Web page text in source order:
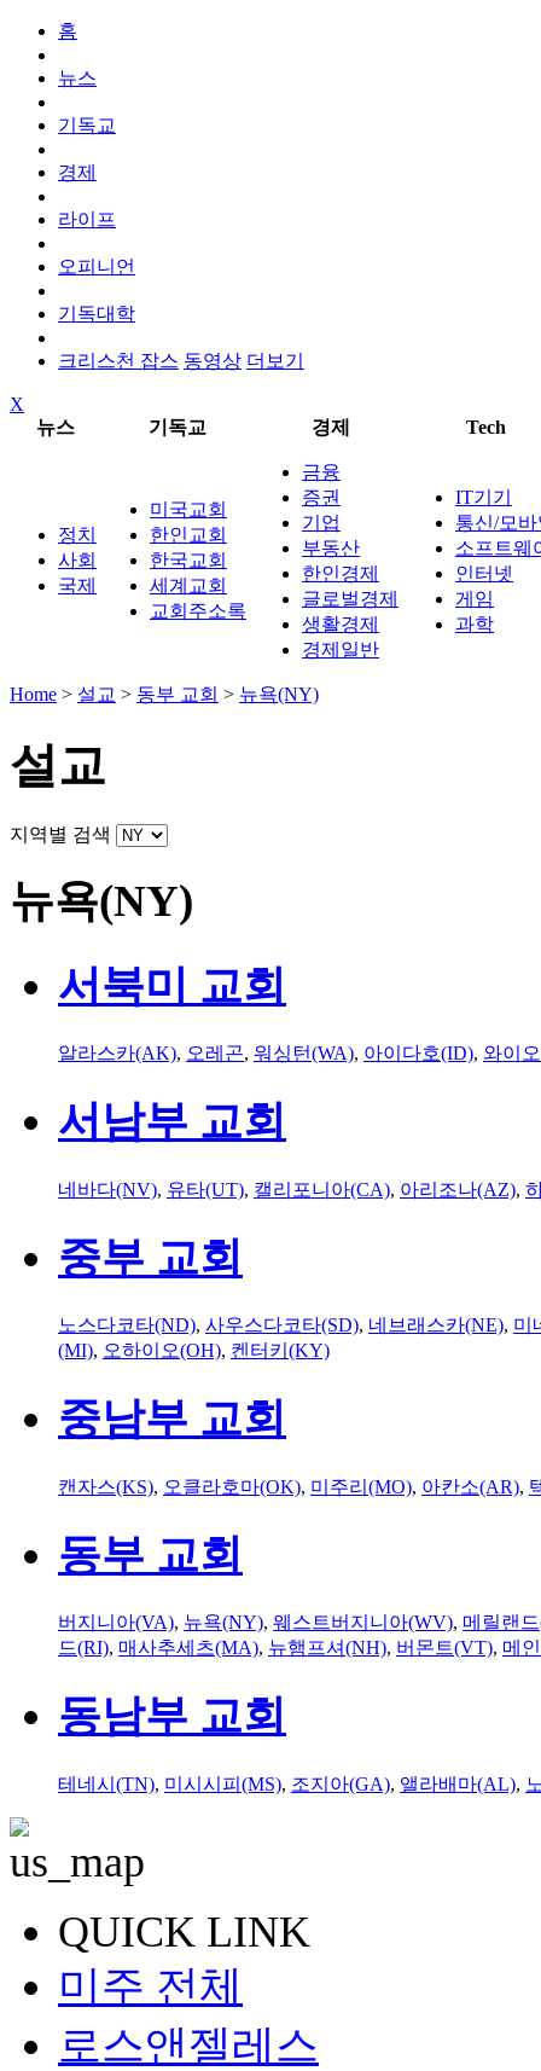
홈
뉴스
기독교
경제
라이프
오피니언
기독대학
크리스천 잡스 동영상 더보기
X
뉴스
기독교 경제 Tech
정치
사회
국제
미국교회
한인교회
한국교회
세계교회
교회주소록
금융
증권
기업
부동산
한인경제
글로벌경제
생활경제
경제일반
IT기기
통신/모
소프트웨
인터넷
게임
과학
Home > 설교 > 동부 교회 > 뉴욕(NY)
설교
지역별 검색
뉴욕(NY)
서북미 교회
알라스카(AK), 오레곤, 워싱턴(WA), 아이다호(ID), 와이
서남부 교회
네바다(NV), 유타(UT), 캘리포니아(CA), 아리조나(AZ),
중부 교회
노스다코타(ND), 사우스다코타(SD), 네브래스카(NE), 미
(MI), 오하이오(OH), 켄터키(KY)
중남부 교회
캔자스(KS), 오클라호마(OK), 미주리(MO), 아칸소(AR),
동부 교회
버지니아(VA), 뉴욕(NY), 웨스트버지니아(WV), 메릴랜
드(RI), 매사추세츠(MA), 뉴햄프셔(NH), 버몬트(VT), 메
동남부 교회
테네시(TN), 미시시피(MS), 조지아(GA), 앨라배마(AL),
QUICK LINK
미주 전체
로스앤젤레스